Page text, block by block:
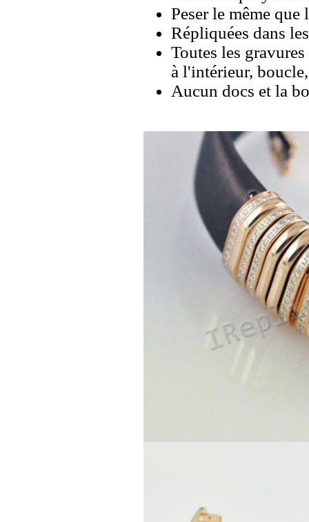
Peser le même
Répliquées dans
Toutes les
à l'intérieur,
Aucun docs et la